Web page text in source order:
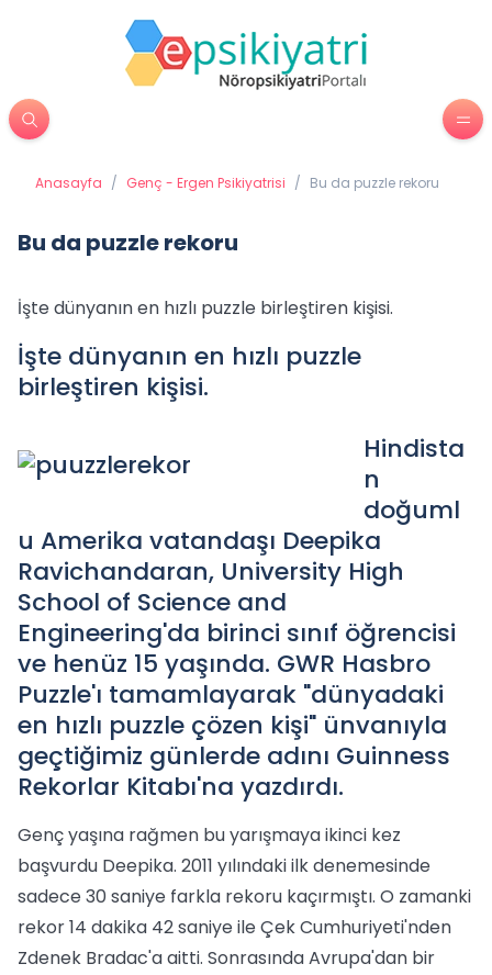
Anasayfa / Genç - Ergen Psikiyatrisi / Bu da puzzle rekoru
Bu da puzzle rekoru
İşte dünyanın en hızlı puzzle birleştiren kişisi.
İşte dünyanın en hızlı puzzle
birleştiren kişisi.
Hindista
n
doğuml
u Amerika vatandaşı Deepika
Ravichandaran, University High
School of Science and
Engineering'da birinci sınıf öğrencisi
ve henüz 15 yaşında. GWR Hasbro
Puzzle'ı tamamlayarak "dünyadaki
en hızlı puzzle çözen kişi" ünvanıyla
geçtiğimiz günlerde adını Guinness
Rekorlar Kitabı'na yazdırdı.
Genç yaşına rağmen bu yarışmaya ikinci kez
başvurdu Deepika. 2011 yılındaki ilk denemesinde
sadece 30 saniye farkla rekoru kaçırmıştı. O zamanki
rekor 14 dakika 42 saniye ile Çek Cumhuriyeti'nden
Zdenek Bradac'a aitti. Sonrasında Avrupa'dan bir